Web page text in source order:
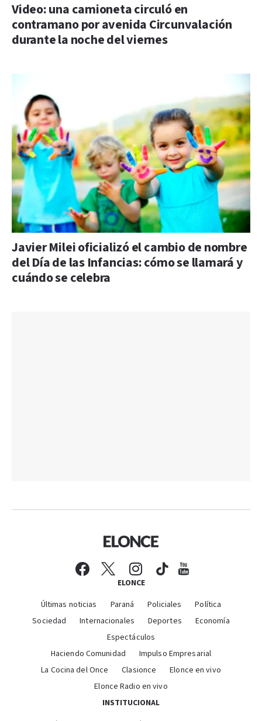
Video: una camioneta circuló en
contramano por avenida Circunvalación
durante la noche del viernes
Javier Milei oficializó el cambio de nombre
del Día de las Infancias: cómo se llamará y
cuándo se celebra
ELONCE
Últimas noticias Paraná Policiales
Política
Sociedad
Internacionales Deportes
Economía
Espectáculos
Haciendo Comunidad
Impulso Empresarial
La Cocina del Once
Clasionce
Elonce en vivo
Elonce Radio en vivo
INSTITUCIONAL